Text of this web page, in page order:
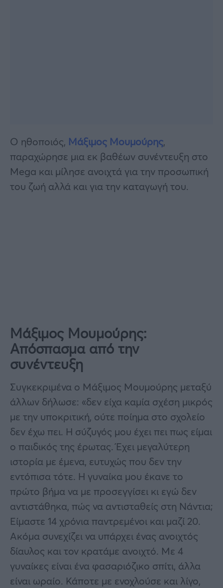
Ο ηθοποιός, Μάξιμος Μουμούρης,
παραχώρησε μια εκ βαθέων συνέντευξη στο
Mega και μίλησε ανοιχτά για την προσωπική
του ζωή αλλά και για την καταγωγή του.
Μάξιμος Μουμούρης:
Απόσπασμα από την
συνέντευξη
Συγκεκριμένα ο Μάξιμος Μουμούρης μεταξύ
άλλων δήλωσε: «δεν είχα καμία σχέση μικρός
με την υποκριτική, ούτε ποίημα στο σχολείο
δεν έχω πει. Η σύζυγός μου έχει πει πως είμαι
ο παιδικός της έρωτας. Έχει μεγαλύτερη
ιστορία με έμενα, ευτυχώς που δεν την
εντόπισα τότε. Η γυναίκα μου έκανε το
πρώτο βήμα να με προσεγγίσει κι εγώ δεν
αντιστάθηκα, πώς να αντισταθείς στη Νάντια;
Είμαστε 14 χρόνια παντρεμένοι και μαζί 20.
Ακόμα συνεχίζει να υπάρχει ένας ανοιχτός
δίαυλος και τον κρατάμε ανοιχτό. Με 4
γυναίκες είναι ένα φασαριόζικο σπίτι, άλλα
είναι ωραίο. Κάποτε με ενοχλούσε και λίγο,